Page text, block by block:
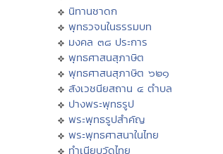
นิทานชาดก
พุทธวจนในธรรมบท
มงคล ๓๘ ประการ
พุทธศาสนสุภาษิต
พุทธศาสนสุภาษิต ๖๒๑
สังเวชนียสถาน ๔ ตำบล
ปางพระพุทธรูป
พระพุทธรูปสำคัญ
พระพุทธศาสนาในไทย
ทำเนียบวัดไทย